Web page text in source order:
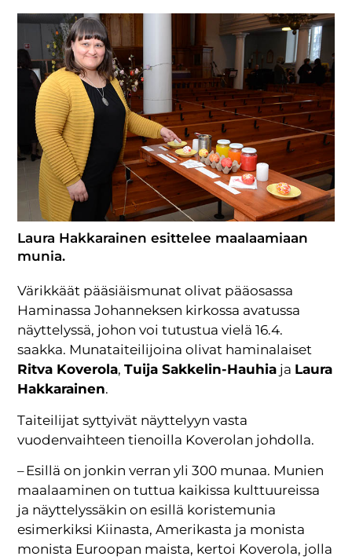
Laura Hakkarainen esittelee maalaamiaan
munia.
Värikkäät pääsiäismunat olivat pääosassa
Haminassa Johanneksen kirkossa avatussa
näyttelyssä, johon voi tutustua vielä 16.4.
saakka. Munataiteilijoina olivat haminalaiset
Ritva Koverola,Tuija Sakkelin-Hauhia ja Laura
Hakkarainen.
Taiteilijat syttyivät näyttelyyn vasta
vuodenvaihteen tienoilla Koverolan johdolla.
– Esillä on jonkin verran yli 300 munaa. Munien
maalaaminen on tuttua kaikissa kulttuureissa
ja näyttelyssäkin on esillä koristemunia
esimerkiksi Kiinasta, Amerikasta ja monista
monista Euroopan maista, kertoi Koverola, jolla